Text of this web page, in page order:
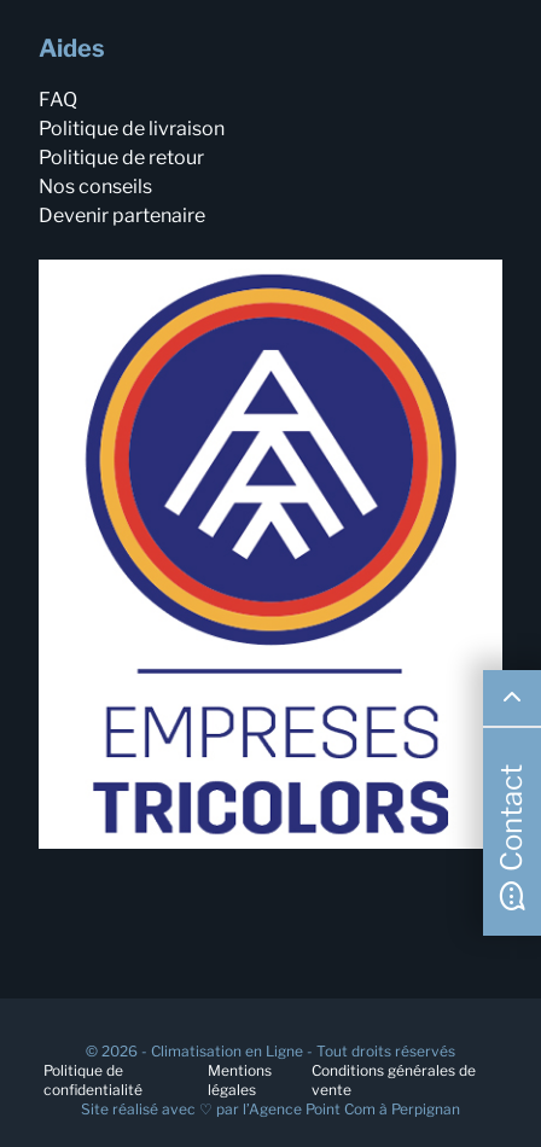
Aides
FAQ
Politique de livraison
Politique de retour
Nos conseils
Devenir partenaire
© 2026 - Climatisation en Ligne - Tout droits réservés
Politique de
confidentialité
Mentions
légales
Conditions générales de
vente
Site réalisé avec ♡ par l’Agence Point Com à Perpignan
Contact